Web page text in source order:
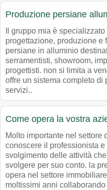
Produzione persiane
Il gruppo mia è
progettazione, produzione e
persiane in alluminio
serramentisti, showroom,
progettisti. non si limita a
offre un sistema completo di
servizi..
Come opera la vostra
Molto importante nel settore
conoscere il professionista
svolgimento delle attività
svolgere per suo conto. la
opera nel settore
moltissimi anni collaborando